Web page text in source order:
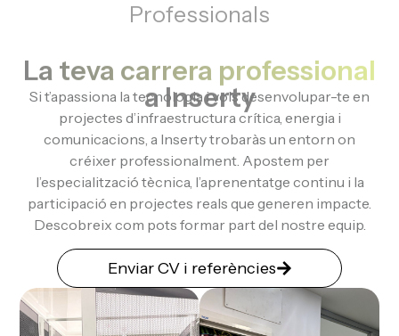
Professionals
a Inserty
Si t’apassiona la tecnologia i vols desenvolupar-te en
projectes d’infraestructura crítica, energia i
comunicacions, a Inserty trobaràs un entorn on
créixer professionalment. Apostem per
l’especialització tècnica, l’aprenentatge continu i la
participació en projectes reals que generen impacte.
Descobreix com pots formar part del nostre equip.
Enviar CV i referències